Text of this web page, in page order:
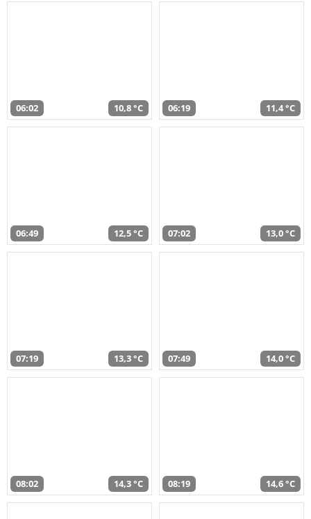
06:02 10,8 °C 06:19 11,4 °C
06:49 12,5 °C 07:02 13,0 °C
07:19 13,3 °C 07:49 14,0 °C
08:02 14,3 °C 08:19 14,6 °C